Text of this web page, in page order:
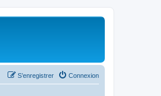
Connexion
S’enregistrer